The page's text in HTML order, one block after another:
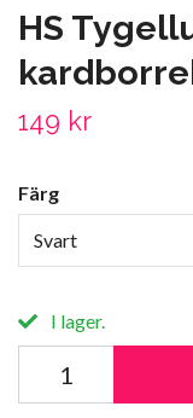
HS
149 kr
Färg
Svart
I lager.